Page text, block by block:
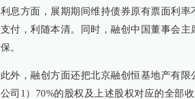
利息方面，展期期间维持债券原有票面利
支付，利随本清。同时，融创中国董事会
保。
此外，融创方面还把北京融创恒基地产有
公司1）70%的股权及上述股权对应的全部